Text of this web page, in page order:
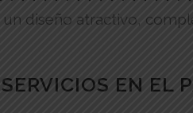
un diseño atractivo,
EN EL